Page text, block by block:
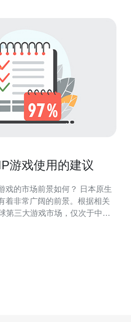
游戏使用的建议
戏的市场前景如何？ 日本原生
着非常广阔的前景。根据相关
第三大游戏市场，仅次于中国
角色扮演游戏（RPG）和视觉